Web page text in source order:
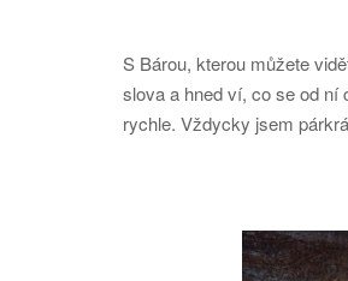
S Bárou, kterou můžete
slova a hned ví, co se od ní
rychle. Vždycky jsem